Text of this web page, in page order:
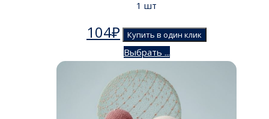
1 шт
104₽ Купить в один клик
Выбрать ...